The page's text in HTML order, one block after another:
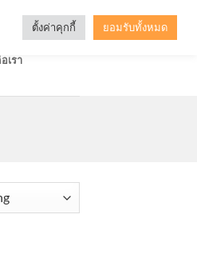
เรา
ตั้งค่าคุกกี้ ยอมรับทั้งหมด